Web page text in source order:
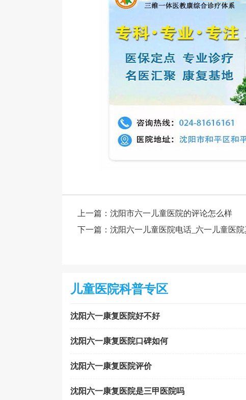
上一篇： 沈阳市六一儿童医院的评论怎么样
下一篇： 沈阳六一儿童医院电话_六一儿童医
儿童医院科普专区
沈阳六一康复医院好不好
沈阳六一康复医院口碑如何
沈阳六一康复医院评价
沈阳六一康复医院是三甲医院吗